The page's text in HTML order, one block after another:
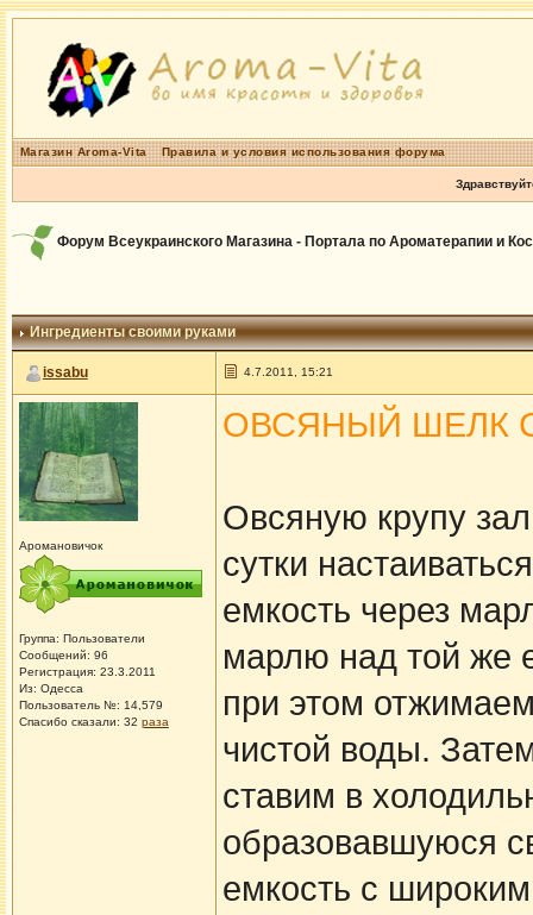
Магазин Aroma-Vita Правила и условия использования форума
Форум Всеукраинского Магазина - Портала по Ароматерапии и
Ингредиенты своими руками
issabu 4.7.2011, 15:21
Аромановичок
Группа: Пользователи
Сообщений: 96
Регистрация: 23.3.2011
Из: Одесса
Пользователь №: 14,579
Спасибо сказали: 32 раза
ОВСЯНЫЙ ШЕЛК
Овсяную крупу
сутки
емкость через
марлю над той же
при этом
чистой воды.
ставим в
образовавшуюся
емкость с